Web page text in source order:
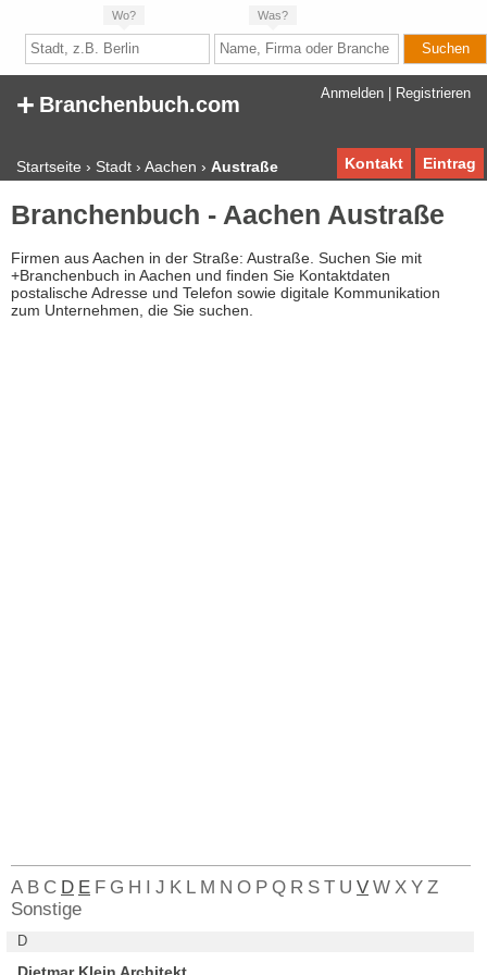
Wo? Was?
Anmelden Registrieren
+ Branchenbuch.com
Startseite › Stadt › Aachen › Austraße Eintrag
Kontakt
Branchenbuch - Aachen Austraße
Firmen aus Aachen in der Straße: Austraße. Suchen Sie mit
+Branchenbuch in Aachen und finden Sie Kontaktdaten
postalische Adresse und Telefon sowie digitale Kommunikation
zum Unternehmen, die Sie suchen.
A B C D E F G H I J K L M N O P Q R S T U V W X Y Z
Sonstige
D
Dietmar Klein Architekt